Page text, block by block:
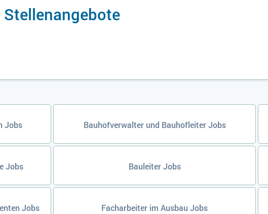
Jobs Bauhofverwalter und Bauhofleiter Jobs
Jobs Bauleiter Jobs
Jobs Facharbeiter im Ausbau Jobs